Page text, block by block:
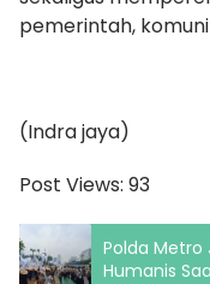
pemerintah,
(Indra jaya)
Post Views: 93
Polda Metro
Humanis